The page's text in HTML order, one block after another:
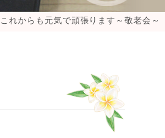
これからも元気で頑張ります～敬老会～